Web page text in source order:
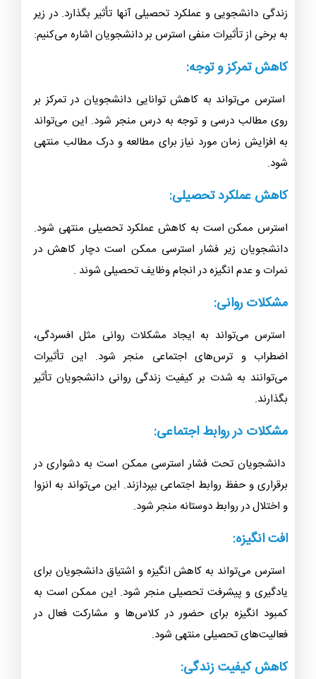
زندگی دانشجویی و عملکرد تحصیلی آنها تأثیر بگذارد. در زیر
به برخی از تأثیرات منفی استرس بر دانشجویان اشاره می‌کنیم:
کاهش تمرکز و توجه:
استرس می‌تواند به کاهش توانایی دانشجویان در تمرکز بر
روی مطالب درسی و توجه به درس منجر شود. این می‌تواند
به افزایش زمان مورد نیاز برای مطالعه و درک مطالب منتهی
شود.
کاهش عملکرد تحصیلی:
استرس ممکن است به کاهش عملکرد تحصیلی منتهی شود.
دانشجویان زیر فشار استرسی ممکن است دچار کاهش در
نمرات و عدم انگیزه در انجام وظایف تحصیلی شوند .
مشکلات روانی:
استرس می‌تواند به ایجاد مشکلات روانی مثل افسردگی،
اضطراب و ترس‌های اجتماعی منجر شود. این تأثیرات
می‌توانند به شدت بر کیفیت زندگی روانی دانشجویان تأثیر
بگذارند.
مشکلات در روابط اجتماعی:
دانشجویان تحت فشار استرسی ممکن است به دشواری در
برقراری و حفظ روابط اجتماعی بپردازند. این می‌تواند به انزوا
و اختلال در روابط دوستانه منجر شود.
افت انگیزه:
استرس می‌تواند به کاهش انگیزه و اشتیاق دانشجویان برای
یادگیری و پیشرفت تحصیلی منجر شود. این ممکن است به
کمبود انگیزه برای حضور در کلاس‌ها و مشارکت فعال در
فعالیت‌های تحصیلی منتهی شود.
کاهش کیفیت زندگی: